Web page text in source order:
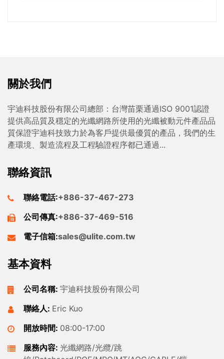
關於我們
宇迪科技股份有限公司總部：台灣苗栗通過ISO 9001認證
提供高品質及穩定的光纖網路所使用的光纖被動元件產品品
質保證宇迪科技致力於為客戶提供最優質的產品，我們的生
產環境、製造流程及工程驗證程序都已通過...
聯絡資訊
聯絡電話:+886-37-467-273
公司傳真:+886-37-469-516
電子信箱:sales@ulite.com.tw
基本資料
公司名稱: 宇迪科技股份有限公司
聯絡人: Eric Kuo
開放時間: 08:00-17:00
服務內容: 光纖網路/光纜/跳